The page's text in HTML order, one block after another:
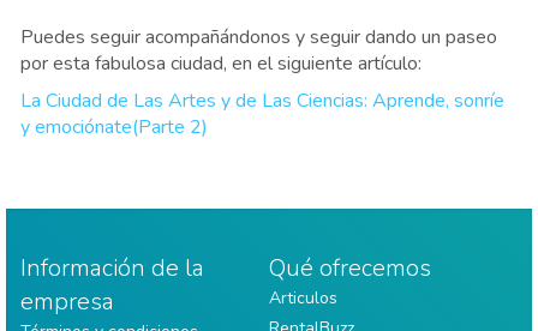
Puedes seguir acompañándonos y seguir dando un paseo
por esta fabulosa ciudad, en el siguiente artículo:
La Ciudad de Las Artes y de Las Ciencias: Aprende, sonríe
y emociónate(Parte 2)
Información de la
empresa
Qué ofrecemos
Articulos